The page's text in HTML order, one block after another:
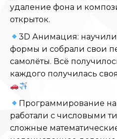
удаление фона и
открыток.
3D Анимация:
формы и собрали свои
самолёты. Всё
каждого получилась
Программирование на
работали с числовыми
сложные